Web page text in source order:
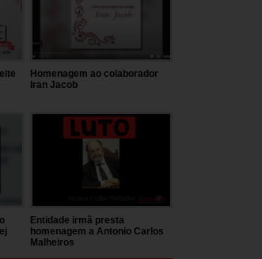
Homenagem ao colaborador
Iran Jacob
Entidade irmã presta
homenagem a Antonio Carlos
Malheiros